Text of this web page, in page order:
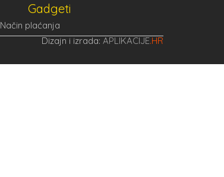
Gadgeti
Način plaćanja
Dizajn i izrada: APLIKACIJE.HR